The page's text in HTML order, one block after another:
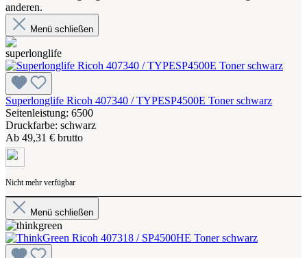
anderen.
Menü schließen
Superlonglife Ricoh 407340 / TYPESP4500E Toner schwarz
Seitenleistung: 6500
Druckfarbe: schwarz
Ab 49,31 € brutto
Nicht mehr verfügbar
Menü schließen